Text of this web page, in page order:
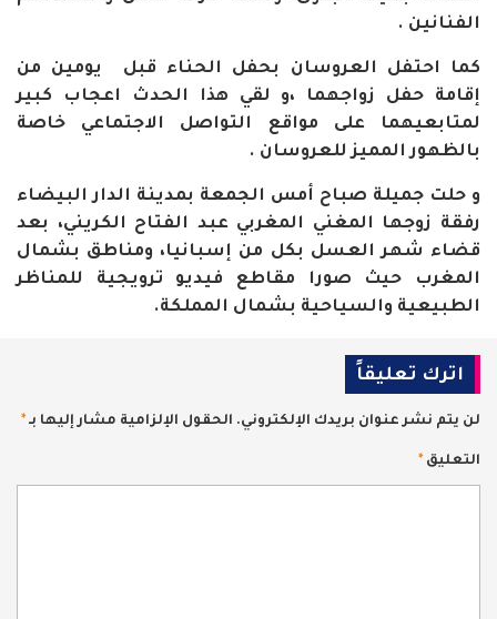
الفنانين .
كما احتفل العروسان بحفل الحناء قبل يومين من
إقامة حفل زواجهما ،و لقي هذا الحدث اعجاب كبير
لمتابعيهما على مواقع التواصل الاجتماعي خاصة
بالظهور المميز للعروسان .
و حلت جميلة صباح أمس الجمعة بمدينة الدار البيضاء
رفقة زوجها المغني المغربي عبد الفتاح الكريني، بعد
قضاء شهر العسل بكل من إسبانيا، ومناطق بشمال
المغرب حيث صورا مقاطع فيديو ترويجية للمناظر
الطبيعية والسياحية بشمال المملكة.
اترك تعليقاً
لن يتم نشر عنوان بريدك الإلكتروني. الحقول الإلزامية مشار إليها بـ *
التعليق *